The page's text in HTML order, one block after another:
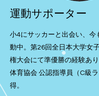
運動サポーター
小4にサッカーと出会い、今
動中。第26回全日本大学女
権大会にて準優勝の経験あ
体育協会 公認指導員（C級
得。